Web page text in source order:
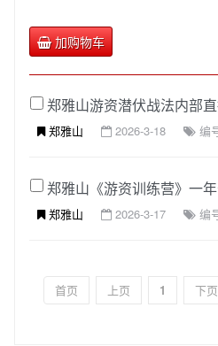
加购物车
郑雅山游资潜伏战法内部
郑雅山 2026-3-18 编
郑雅山《游资训练营》一
郑雅山 2026-3-17 编
首页 上页 1 下页